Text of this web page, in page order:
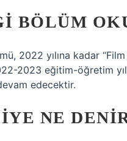
BÖLÜM
2022 yılına kadar “Film
2023 eğitim-öğretim
edecektir.
NE